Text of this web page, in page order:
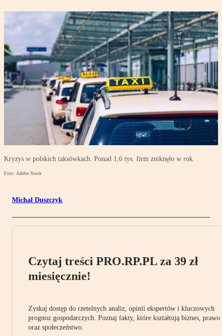
Kryzys w polskich taksówkach. Ponad 1,6 tys. firm zniknęło w rok
Foto: Adobe Stock
Michał Duszczyk
Czytaj treści PRO.RP.PL za 39 zł
miesięcznie!
Zyskaj dostęp do rzetelnych analiz, opinii ekspertów i kluczowych
prognoz gospodarczych. Poznaj fakty, które kształtują biznes, prawo
oraz społeczeństwo.